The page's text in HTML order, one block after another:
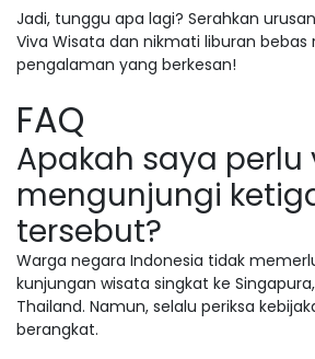
Jadi, tunggu apa lagi? Serahkan
Viva Wisata dan nikmati liburan
pengalaman yang berkesan!
FAQ
Apakah saya perlu
mengunjungi
tersebut?
Warga negara Indonesia tidak
kunjungan wisata singkat ke
Thailand. Namun, selalu periksa
berangkat.